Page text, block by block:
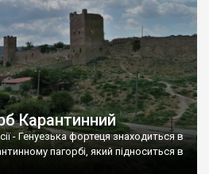
Карантинний
- Генуезька фортеця знаходиться в
пагорбі, який підноситься в